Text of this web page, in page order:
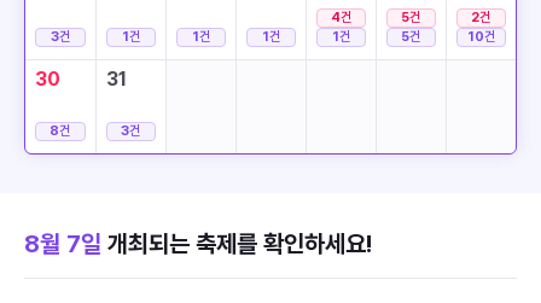
3건 1건 1건 1건
4건
1건
5건
5건
2건
10건
30
8건
31
3건
8월 7일 개최되는 축제를 확인하세요!